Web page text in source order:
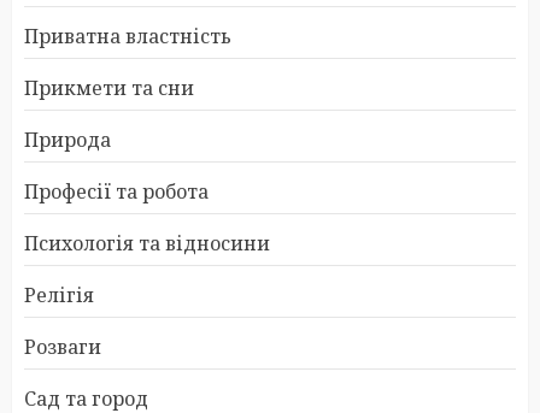
Приватна властність
Прикмети та сни
Природа
Професії та робота
Психологія та відносини
Релігія
Розваги
Сад та город